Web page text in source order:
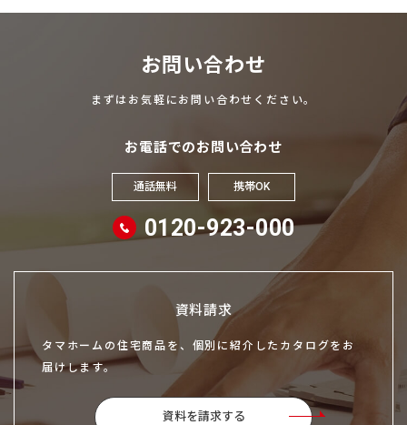
お問い合わせ
まずはお気軽にお問い合わせください。
お電話でのお問い合わせ
通話無料 携帯OK
0120-923-000
資料請求
タマホームの住宅商品を、個別に紹介したカタログをお
届けします。
資料を請求する